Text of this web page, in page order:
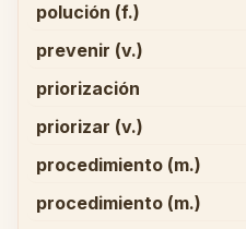
polución (f.)
prevenir (v.)
priorización
priorizar (v.)
procedimiento (m.)
procedimiento (m.)